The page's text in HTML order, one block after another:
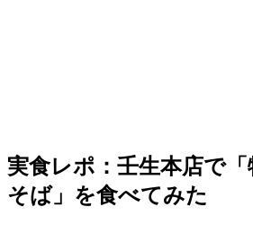
実食レポ：壬生本店で
そば」を食べてみた